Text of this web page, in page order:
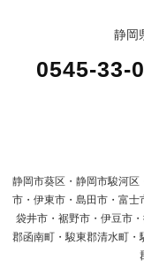
静岡
0545-33-
静岡市葵区・静岡市駿河
市・伊東市・島田市・富士
袋井市・裾野市・伊豆市
郡函南町・駿東郡清水町